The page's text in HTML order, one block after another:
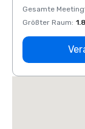
Gesamte
Größter Raum: